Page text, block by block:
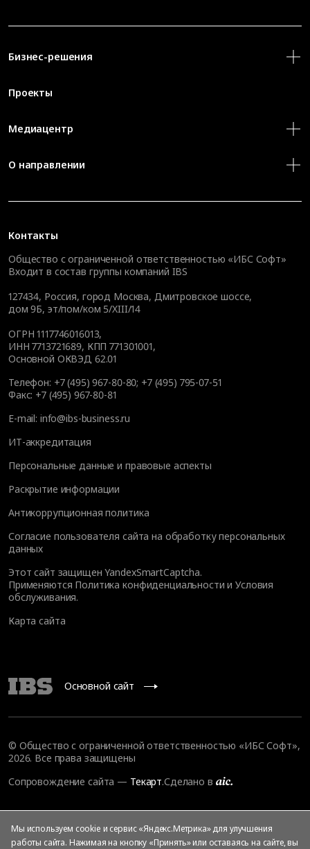
Контакты
Общество с ограниченной ответственностью «ИБС Софт»
Входит в состав группы компаний IBS
127434, Россия, город Москва, Дмитровское шоссе,
дом 9Б, эт/пом/ком 5/XIII/14
ОГРН 1117746016013,
ИНН 7713721689, КПП 771301001,
Основной ОКВЭД 62.01
Телефон: +7 (495) 967-80-80; +7 (495) 795-07-51
Факс: +7 (495) 967-80-81
E-mail: info@ibs-business.ru
ИТ-аккредитация
Персональные данные и правовые аспекты
Раскрытие информации
Антикоррупционная политика
Согласие пользователя сайта на обработку персональных
данных
Этот сайт защищен YandexSmartCaptcha.
Применяются Политика конфиденциальности иУсловия
обслуживания.
Карта сайта
Бизнес-решения
Проекты
Медиацентр
О направлении
Основной сайт
© Общество с ограниченной ответственностью «ИБС Софт»,
2026. Все права защищены
Сопровождение сайта — Текарт.Сделано в
Мы используем cookie и сервис «Яндекс.Метрика» для улучшения
работы сайта. Нажимая на кнопку «Принять» или оставаясь на сайте, вы